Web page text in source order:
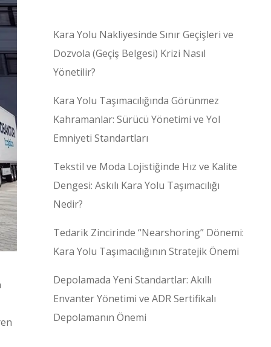
Kara Yolu Nakliyesinde Sınır Geçişleri ve
Dozvola (Geçiş Belgesi) Krizi Nasıl
Yönetilir?
Kara Yolu Taşımacılığında Görünmez
Kahramanlar: Sürücü Yönetimi ve Yol
Emniyeti Standartları
Tekstil ve Moda Lojistiğinde Hız ve Kalite
Dengesi: Askılı Kara Yolu Taşımacılığı
Nedir?
Tedarik Zincirinde “Nearshoring” Dönemi:
Kara Yolu Taşımacılığının Stratejik Önemi
Depolamada Yeni Standartlar: Akıllı
Envanter Yönetimi ve ADR Sertifikalı
Depolamanın Önemi